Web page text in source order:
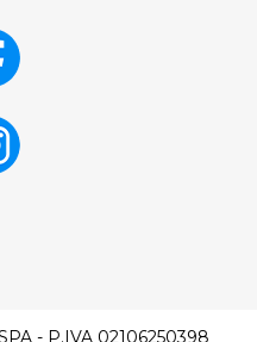
- P.IVA 02106250398